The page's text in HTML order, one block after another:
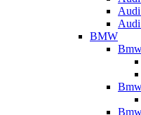
BMW